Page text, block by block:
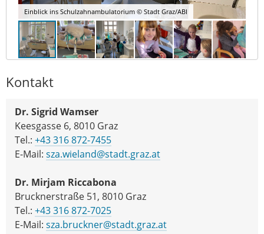
Einblick ins Schulzahnambulatorium © Stadt Graz/ABI
Kontakt
Dr. Sigrid Wamser
Keesgasse 6, 8010 Graz
Tel.: +43 316 872-7455
E-Mail: sza.wieland@stadt.graz.at
Dr. Mirjam Riccabona
Brucknerstraße 51, 8010 Graz
Tel.: +43 316 872-7025
E-Mail: sza.bruckner@stadt.graz.at